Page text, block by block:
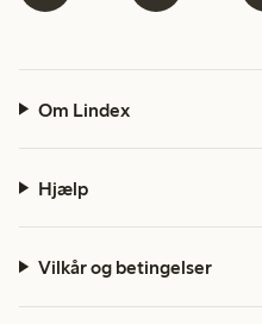
Om Lindex
Hjælp
Vilkår og betingelser